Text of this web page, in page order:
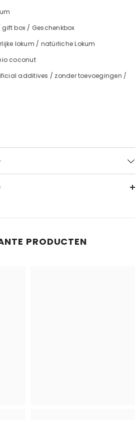
box / Geschenkbox
lokum / natürliche Lokum
coconut
additives / zonder toevoegingen /
PRODUCTEN